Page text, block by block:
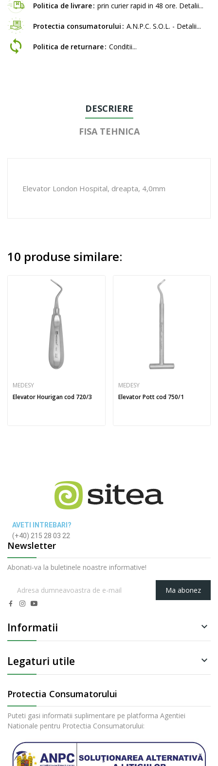
Politica de livrare prin curier rapid in 48 ore. Detalii...
Protectia consumatorului A.N.P.C. S.O.L. - Detalii...
Politica de returnare Conditii...
DESCRIERE
FISA TEHNICA
Elevator London Hospital, dreapta, 4,0mm
10 produse similare:
MEDESY
Elevator Hourigan cod 720/3
MEDESY
Elevator Pott cod 750/1
AVETI INTREBARI?
(+40) 215 28 03 22
Newsletter
Abonati-va la buletinele noastre informative!
Ma abonez
Informatii 
Legaturi utile 
Protectia Consumatorului
Puteti gasi informatii suplimentare pe platforma Agentiei
Nationale pentru Protectia Consumatorului: